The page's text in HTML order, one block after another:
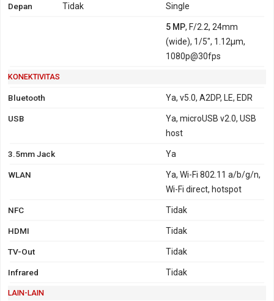
Depan Tidak Single
5 MP, F/2.2, 24mm
(wide), 1/5", 1.12µm,
1080p@30fps
KONEKTIVITAS
Bluetooth Ya, v5.0, A2DP, LE, EDR
USB
Ya, microUSB v2.0, USB
host
3.5mm Jack Ya
WLAN
Ya, Wi-Fi 802.11 a/b/g/n,
Wi-Fi direct, hotspot
NFC Tidak
HDMI Tidak
TV-Out Tidak
Infrared Tidak
LAIN-LAIN